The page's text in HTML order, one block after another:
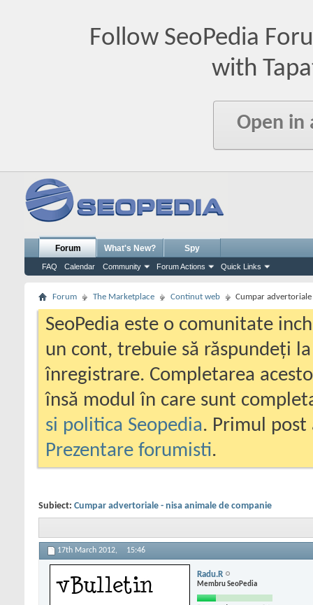
Follow SeoPedia
with
Open in
Forum
FAQ Calendar Community Forum Actions Quick Links
What's New? Spy
Forum The Marketplace Continut web Cumpar
SeoPedia este o comunitate
un cont, trebuie să răspundeți
înregistrare. Completarea
însă modul în care sunt
si politica Seopedia. Primul
Prezentare forumisti.
Subiect: Cumpar advertoriale - nisa animale de companie
17th March 2012, 15:46
Radu.R
Membru SeoPedia